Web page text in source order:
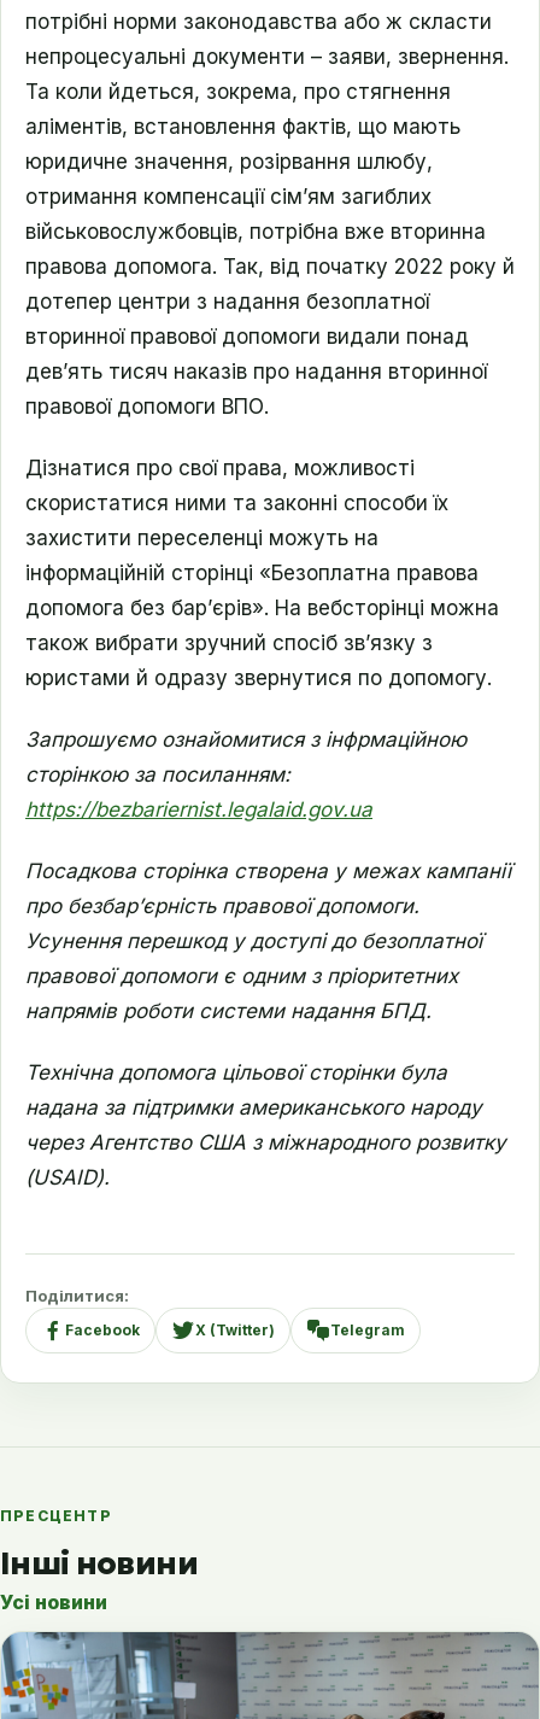
потрібні норми законодавства або ж скласти
непроцесуальні документи – заяви, звернення.
Та коли йдеться, зокрема, про стягнення
аліментів, встановлення фактів, що мають
юридичне значення, розірвання шлюбу,
отримання компенсації сім’ям загиблих
військовослужбовців, потрібна вже вторинна
правова допомога. Так, від початку 2022 року й
дотепер центри з надання безоплатної
вторинної правової допомоги видали понад
девʼять тисяч наказів про надання вторинної
правової допомоги ВПО.
Дізнатися про свої права, можливості
скористатися ними та законні способи їх
захистити переселенці можуть на
інформаційній сторінці «Безоплатна правова
допомога без барʼєрів». На вебсторінці можна
також вибрати зручний спосіб звʼязку з
юристами й одразу звернутися по допомогу.
Запрошуємо ознайомитися з інфрмаційною
сторінкою за посиланням:
https://bezbariernist.legalaid.gov.ua
Посадкова сторінка створена у межах кампанії
про безбар’єрність правової допомоги.
Усунення перешкод у доступі до безоплатної
правової допомоги є одним з пріоритетних
напрямів роботи системи надання БПД.
Технічна допомога цільової сторінки була
надана за підтримки американського народу
через Агентство США з міжнародного розвитку
(USAID).
Поділитися:
Facebook X (Twitter) Telegram
ПРЕСЦЕНТР
Інші новини
Усі новини